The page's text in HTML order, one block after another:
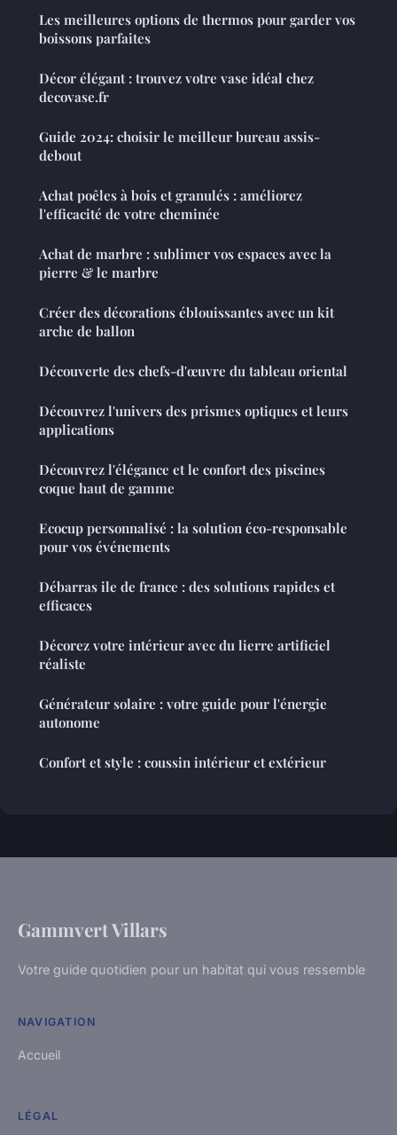
Les meilleures options de thermos pour garder vos
boissons parfaites
Décor élégant : trouvez votre vase idéal chez
decovase.fr
Guide 2024: choisir le meilleur bureau assis-
debout
Achat poêles à bois et granulés : améliorez
l'efficacité de votre cheminée
Achat de marbre : sublimer vos espaces avec la
pierre & le marbre
Créer des décorations éblouissantes avec un kit
arche de ballon
Découverte des chefs-d'œuvre du tableau oriental
Découvrez l'univers des prismes optiques et leurs
applications
Découvrez l'élégance et le confort des piscines
coque haut de gamme
Ecocup personnalisé : la solution éco-responsable
pour vos événements
Débarras ile de france : des solutions rapides et
efficaces
Décorez votre intérieur avec du lierre artificiel
réaliste
Générateur solaire : votre guide pour l'énergie
autonome
Confort et style : coussin intérieur et extérieur
Gammvert Villars
Votre guide quotidien pour un habitat qui vous ressemble
NAVIGATION
Accueil
LÉGAL